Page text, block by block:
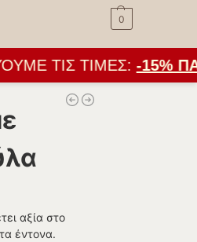
0
ΤΙΣ ΤΙΜΈΣ:-15%
αξία στο
έντονα.